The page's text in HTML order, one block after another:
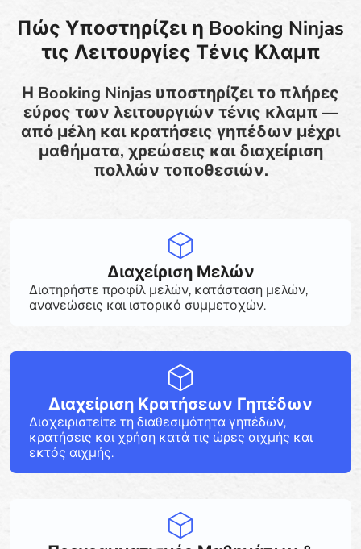
Πώς Υποστηρίζει η Booking Ninjas
τις Λειτουργίες Τένις Κλαμπ
Η Booking Ninjas υποστηρίζει το πλήρες
εύρος των λειτουργιών τένις κλαμπ —
από μέλη και κρατήσεις γηπέδων μέχρι
μαθήματα, χρεώσεις και διαχείριση
πολλών τοποθεσιών.
Διαχείριση Μελών
Διατηρήστε προφίλ μελών, κατάσταση μελών,
ανανεώσεις και ιστορικό συμμετοχών.
Διαχείριση Κρατήσεων Γηπέδων
Διαχειριστείτε τη διαθεσιμότητα γηπέδων,
κρατήσεις και χρήση κατά τις ώρες αιχμής και
εκτός αιχμής.